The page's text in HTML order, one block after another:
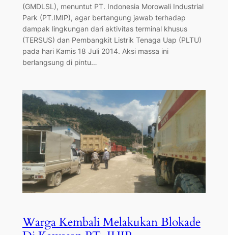
(GMDLSL), menuntut PT. Indonesia Morowali Industrial
Park (PT.IMIP), agar bertangung jawab terhadap
dampak lingkungan dari aktivitas terminal khusus
(TERSUS) dan Pembangkit Listrik Tenaga Uap (PLTU)
pada hari Kamis 18 Juli 2014. Aksi massa ini
berlangsung di pintu…
Warga Kembali Melakukan Blokade